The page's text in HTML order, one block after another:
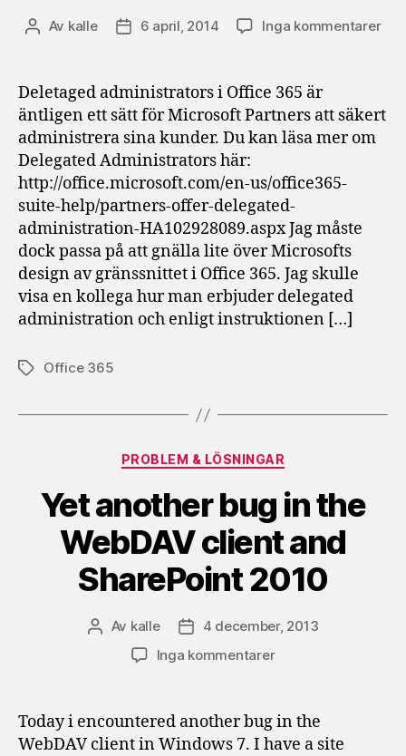
Inläggsförfattare
Av kalle Inläggsdatum
6 april, 2014 Inga kommentarertill
Deletaged administrators i Office 365 är
äntligen ett sätt för Microsoft Partners att säkert
administrera sina kunder. Du kan läsa mer om
Delegated Administrators här:
http://office.microsoft.com/en-us/office365-
suite-help/partners-offer-delegated-
administration-HA102928089.aspx Jag måste
dock passa på att gnälla lite över Microsofts
design av gränssnittet i Office 365. Jag skulle
visa en kollega hur man erbjuder delegated
administration och enligt instruktionen […]
EtiketterOffice 365
Kategorier
PROBLEM & LÖSNINGAR
Yet another bug in the
WebDAV client and
SharePoint 2010
Inläggsförfattare
Av kalle Inläggsdatum
4 december, 2013
Inga kommentarertill
bug
Today i encountered another bug in the
WebDAV client in Windows 7. I have a site